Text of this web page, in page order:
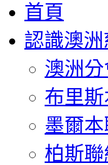
首頁
認識澳洲
澳洲
布里
墨爾
柏斯